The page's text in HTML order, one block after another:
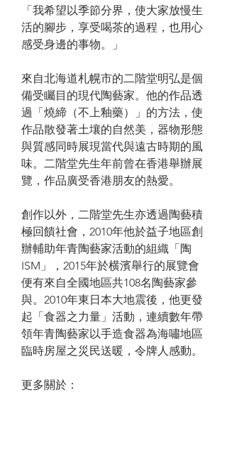
「我希望以季節分界，使大家放慢生
活的腳步，享受喝茶的過程，也用心
感受身邊的事物。」
來自北海道札幌市的二階堂明弘是個
備受矚目的現代陶藝家。他的作品透
過「燒締（不上釉藥）」的方法，使
作品散發著土壤的自然美，器物形態
與質感同時展現當代與遠古時期的風
味。二階堂先生年前曾在香港舉辦展
覽，作品廣受香港朋友的熱愛。
創作以外，二階堂先生亦透過陶藝積
極回饋社會，2010年他於益子地區創
辦輔助年青陶藝家活動的組織「陶
ISM」，2015年於横濱舉行的展覽會
便有來自全國地區共108名陶藝家參
與。2010年東日本大地震後，他更發
起「食器之力量」活動，連續數年帶
領年青陶藝家以手造食器為海嘯地區
臨時房屋之災民送暖，令牌人感動。
更多關於：